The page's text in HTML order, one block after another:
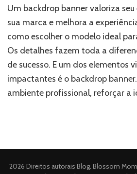
Entenda
porque
o
seu
evento
não
pode
ficar
sem
um!
Um backdrop banner valoriza
sua marca e melhora a
como escolher o modelo ideal
Os detalhes fazem toda a
de sucesso. E um dos elementos
impactantes é o backdrop
ambiente profissional, reforçar a
2026 Direitos autorais Blog. Blossom